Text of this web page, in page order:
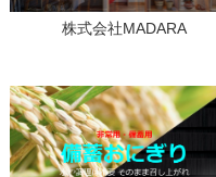
株式会社MADARA